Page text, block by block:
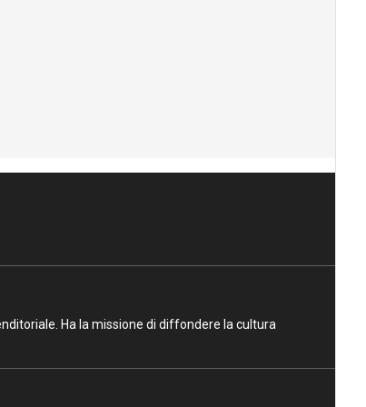
Ha la missione di diffondere la cultura